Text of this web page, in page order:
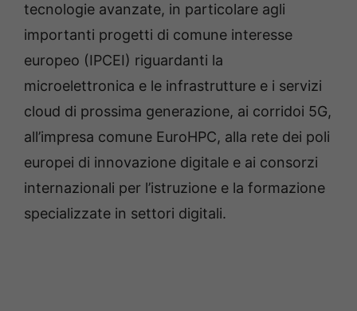
tecnologie avanzate, in particolare agli
importanti progetti di comune interesse
europeo (IPCEI) riguardanti la
microelettronica e le infrastrutture e i servizi
cloud di prossima generazione, ai corridoi 5G,
all’impresa comune EuroHPC, alla rete dei poli
europei di innovazione digitale e ai consorzi
internazionali per l’istruzione e la formazione
specializzate in settori digitali.